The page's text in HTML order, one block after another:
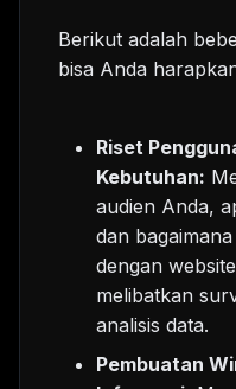
Berikut adalah
bisa Anda
Riset
Kebutuhan:
audien Anda,
dan
dengan
melibatkan
analisis data.
Pembuatan